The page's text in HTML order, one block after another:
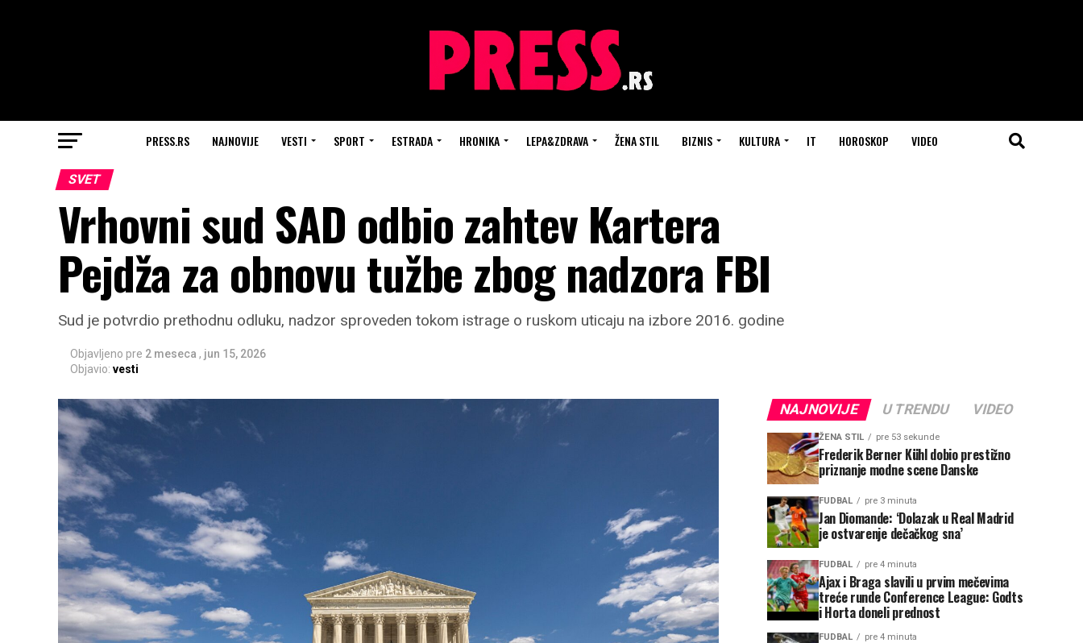
PRESS.RS NAJNOVIJE VESTI SPORT ESTRADA HRONIKA LEPA&ZDRAVA ŽENA STIL BIZNIS KULTURA IT HOROSKOP VIDEO
SVET
Vrhovni sud SAD odbio zahtev Kartera
Pejdža za obnovu tužbe zbog nadzora FBI
Sud je potvrdio prethodnu odluku, nadzor sproveden tokom istrage o ruskom uticaju na izbore 2016. godine
Objavljeno pre 2 meseca , jun 15, 2026
Objavio: vesti
NAJNOVIJE U TRENDU VIDEO
ŽENA STIL pre 53 sekunde
Frederik Berner Kühl dobio prestižno
priznanje modne scene Danske
FUDBAL pre 3 minuta
Jan Diomande: ‘Dolazak u Real Madrid
je ostvarenje dečačkog sna’
FUDBAL pre 4 minuta
Ajax i Braga slavili u prvim mečevima
treće runde Conference League: Godts
i Horta doneli prednost
FUDBAL pre 4 minuta